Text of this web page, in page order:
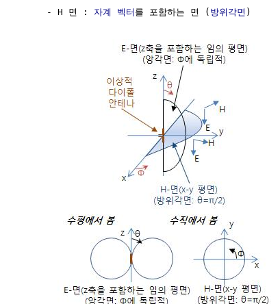
     - H 면 :
자계 벡터 를 포함하는 면 ( 방위각면 )